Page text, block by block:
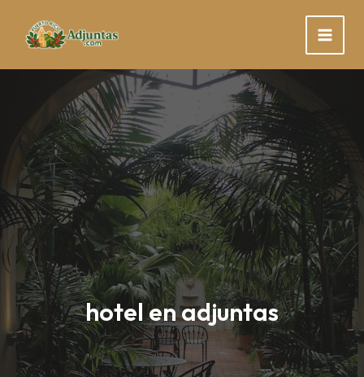
content
hotel en adjuntas